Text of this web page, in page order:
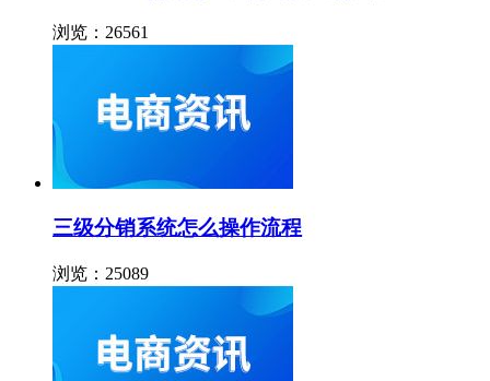
浏览：26561
三级分销系统怎么操作流程
浏览：25089